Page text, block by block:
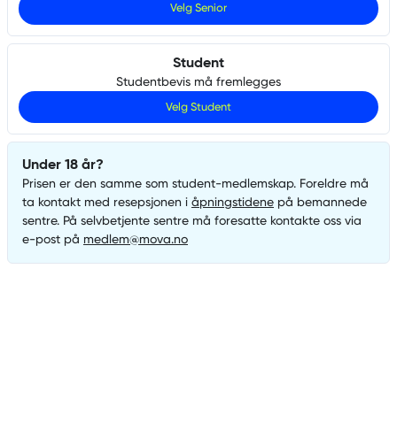
Velg Senior
Student
Studentbevis må fremlegges
Velg Student
Under 18 år?
Prisen er den samme som student-medlemskap. Foreldre må
ta kontakt med resepsjonen i åpningstidene på bemannede
sentre. På selvbetjente sentre må foresatte kontakte oss via
e-post på medlem@mova.no